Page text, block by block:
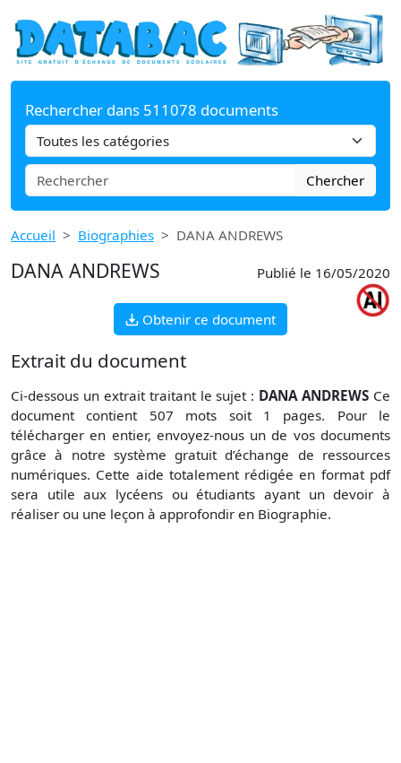
Rechercher dans 511078 documents
Chercher
Accueil Biographies DANA ANDREWS
DANA ANDREWS Publié le 16/05/2020
Obtenir ce document
Extrait du document
Ci-dessous un extrait traitant le sujet : DANA ANDREWS Ce
document contient 507 mots soit 1 pages. Pour le
télécharger en entier, envoyez-nous un de vos documents
grâce à notre système gratuit d’échange de ressources
numériques. Cette aide totalement rédigée en format pdf
sera utile aux lycéens ou étudiants ayant un devoir à
réaliser ou une leçon à approfondir en Biographie.